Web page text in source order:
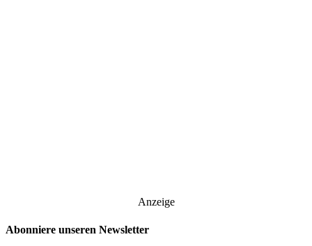
Anzeige
Abonniere unseren Newsletter